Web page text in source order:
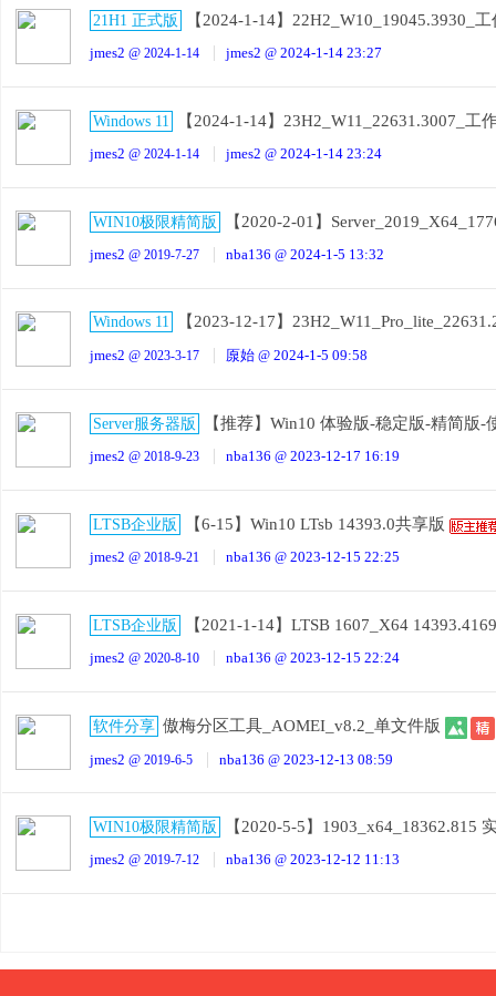
21H1 正式版 【2024-1-14】22H2_W10_19045.3930_
jmes2 @ 2024-1-14 jmes2 @ 2024-1-14 23:27
Windows 11 【2024-1-14】23H2_W11_22631.3007_工
jmes2 @ 2024-1-14 jmes2 @ 2024-1-14 23:24
WIN10极限精简版 【2020-2-01】
jmes2 @ 2019-7-27 nba136 @ 2024-1-5 13:32
Windows 11 【2023-12-17】
jmes2 @ 2023-3-17 厡始 @ 2024-1-5 09:58
Server服务器版 【推荐】Win10 体验版-稳定版-精简版-
jmes2 @ 2018-9-23 nba136 @ 2023-12-17 16:19
LTSB企业版 【6-15】Win10 LTsb 14393.0共享版
jmes2 @ 2018-9-21 nba136 @ 2023-12-15 22:25
LTSB企业版 【2021-1-14】LTSB 1607_X64
jmes2 @ 2020-8-10 nba136 @ 2023-12-15 22:24
软件分享 傲梅分区工具_AOMEI_v8.2_单文件版
jmes2 @ 2019-6-5 nba136 @ 2023-12-13 08:59
WIN10极限精简版 【2020-5-5】1903_x64_18362.815
jmes2 @ 2019-7-12 nba136 @ 2023-12-12 11:13